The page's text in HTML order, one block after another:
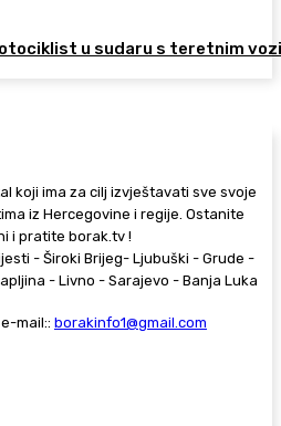
u sudaru s teretnim
koji ima za cilj izvještavati sve svoje
iz Hercegovine i regije. Ostanite
i pratite borak.tv !
- Široki Brijeg- Ljubuški - Grude -
- Livno - Sarajevo - Banja Luka
mail:: borakinfo1@gmail.com